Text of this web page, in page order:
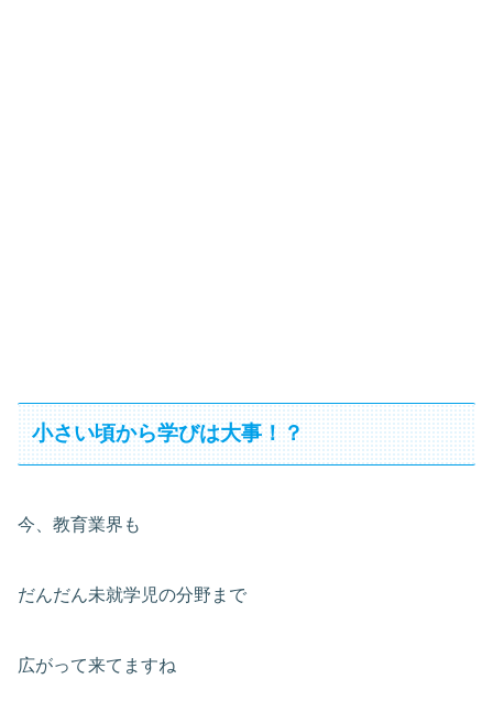
小さい頃から学びは大事！？
今、教育業界も
だんだん未就学児の分野まで
広がって来てますね